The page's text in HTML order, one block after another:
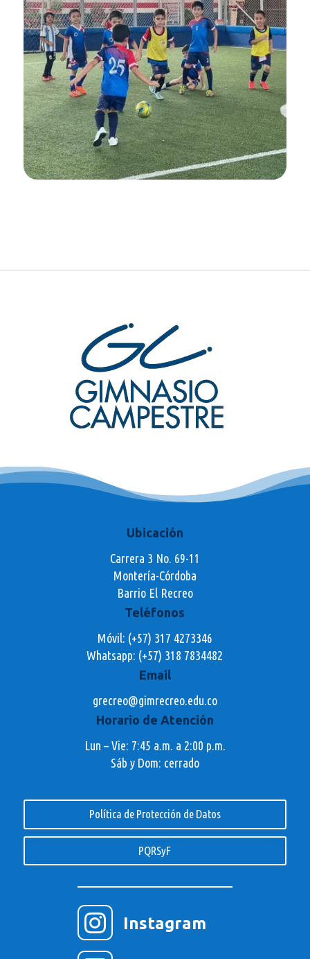
Ubicación
Carrera 3 No. 69-11
Montería-Córdoba
Barrio El Recreo
Teléfonos
Móvil: (+57) 317 4273346
Whatsapp: (+57) 318 7834482
Email
grecreo@gimrecreo.edu.co
Horario de Atención
Lun – Vie: 7:45 a.m. a 2:00 p.m.
Sáb y Dom: cerrado
Política de Protección de Datos
PQRSyF
 Instagram